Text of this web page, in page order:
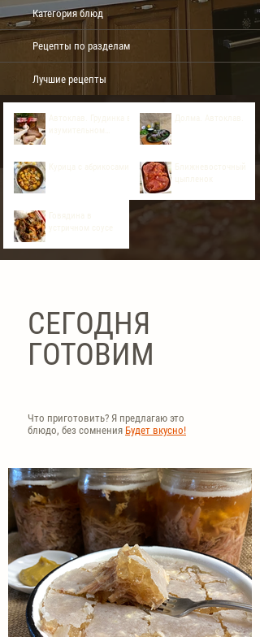
Категория блюд
Рецепты по разделам
Лучшие рецепты
СЕГОДНЯ
ГОТОВИМ
Что приготовить? Я предлагаю это
блюдо, без сомнения Будет вкусно!